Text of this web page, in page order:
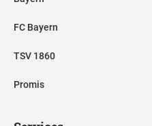
FC Bayern
TSV 1860
Promis